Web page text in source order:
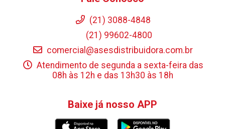
(21) 3088-4848
(21) 99602-4800
comercial@asesdistribuidora.com.br
Atendimento de segunda a sexta-feira das
08h às 12h e das 13h30 às 18h
Baixe já nosso APP